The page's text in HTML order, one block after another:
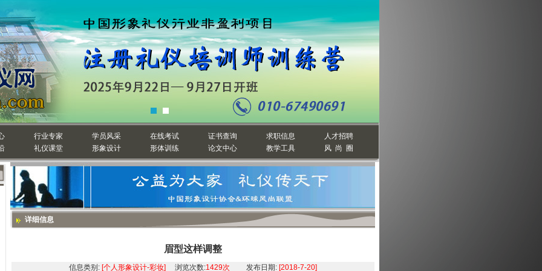
行业专家 学员风采 在线考试 证书查询 求职信息
人才招聘
礼仪课堂 形象设计 形体训练 论文中心 教学工具 风 尚 圈
详细信息
眉型这样调整
信息类别: [个人形象设计-彩妆] 浏览次数:1429次 发布日期: [2018-7-20]